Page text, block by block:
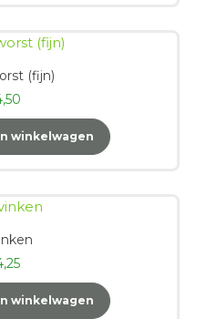
(fijn)
winkelwagen
winkelwagen